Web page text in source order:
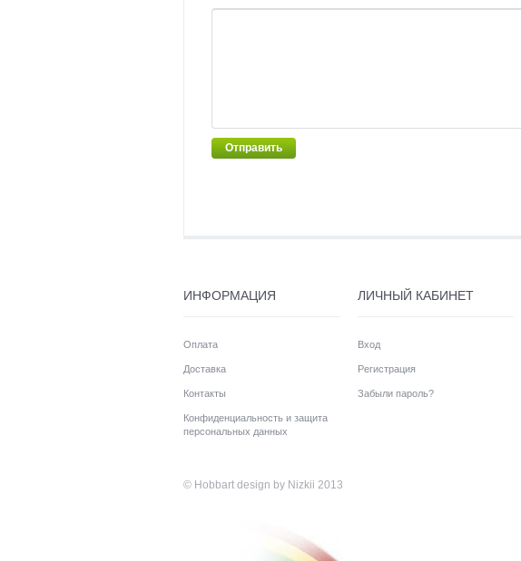
Отправить
ИНФОРМАЦИЯ
Оплата
Доставка
Контакты
Конфиденциальность и защита
персональных данных
ЛИЧНЫЙ КАБИНЕТ
Вход
Регистрация
Забыли пароль?
© Hobbart design by Nizkii 2013